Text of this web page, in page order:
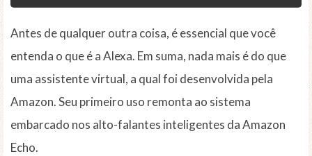
Antes de qualquer outra coisa, é essencial que você
entenda o que é a Alexa. Em suma, nada mais é do que
uma assistente virtual, a qual foi desenvolvida pela
Amazon. Seu primeiro uso remonta ao sistema
embarcado nos alto-falantes inteligentes da Amazon
Echo.